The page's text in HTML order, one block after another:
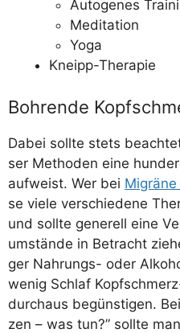
Auto­ge­nes
Medi­ta­ti­on
Yoga
Kneipp-The­ra­pie
Bohrende
Dabei soll­te stets
ser Metho­den eine
auf­weist. Wer bei
se vie­le ver­schie­de­ne
und soll­te gene­rell eine
um­stän­de in Betracht
ger Nah­rungs- oder
wenig Schlaf
durch­aus begüns­ti­gen.
zen – was tun?” soll­te